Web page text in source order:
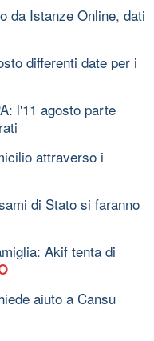
da Istanze Online, dati
differenti date per i
l'11 agosto parte
attraverso i
di Stato si faranno
Akif tenta di
aiuto a Cansu